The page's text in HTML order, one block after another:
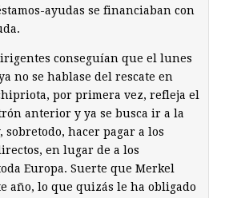
ayudas se financiaban con
conseguían que el lunes
no se hablase del rescate en
por primera vez, refleja el
anterior y ya se busca ir a la
hacer pagar a los
en lugar de a los
Europa. Suerte que Merkel
año, lo que quizás le ha obligado